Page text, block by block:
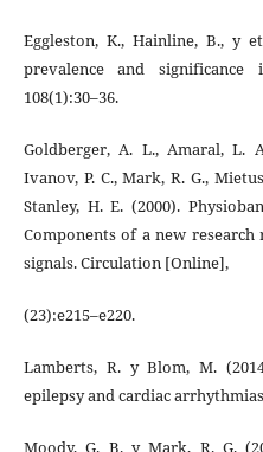
Eggleston, K., Hainline, B., y
prevalence and significance
108(1):30–36.
Goldberger, A. L., Amaral, L.
Ivanov, P. C., Mark, R. G.,
Stanley, H. E. (2000).
Components of a new
signals. Circulation [Online],
(23):e215–e220.
Lamberts, R. y Blom, M.
epilepsy and cardiac
Moody, G. B. y Mark, R. G.